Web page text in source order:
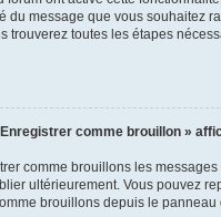
du message que vous souhaitez
trouverez toutes les étapes
comme brouillon »
comme brouillons les
ultérieurement. Vous pouvez
brouillons depuis le panneau